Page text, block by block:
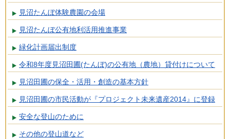
見沼たんぼ体験農園の会場
見沼たんぼ公有地利活用推進事業
緑化計画届出制度
令和8年度見沼田圃(たんぼ)の公有地（農地）貸付けについて
見沼田圃の保全・活用・創造の基本方針
見沼田圃の市民活動が『プロジェクト未来遺産2014』に登録
安全な登山のために
その他の登山道など